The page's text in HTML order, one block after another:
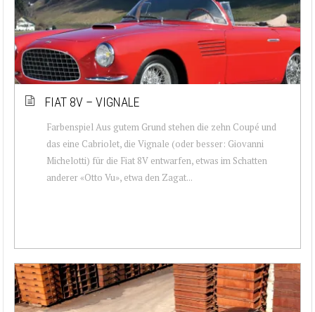
FIAT 8V – VIGNALE
Farbenspiel Aus gutem Grund stehen die zehn Coupé und
das eine Cabriolet, die Vignale (oder besser: Giovanni
Michelotti) für die Fiat 8V entwarfen, etwas im Schatten
anderer «Otto Vu», etwa den Zagat...